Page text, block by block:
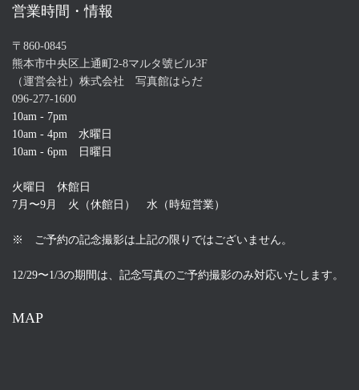
営業時間・情報
〒860-0845
熊本市中央区上通町2-8マルタ號ビル3F
（運営会社）株式会社 写真館はらだ
096-277-1600
10am - 7pm
10am - 4pm 水曜日
10am - 6pm 日曜日
火曜日 休館日
7月〜9月 火（休館日） 水（時短営業）
※ ご予約の記念撮影は上記の限りではございません。
12/29〜1/3の期間は、記念写真のご予約撮影のみ対応いたします。
MAP